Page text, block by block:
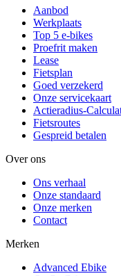
Aanbod
Werkplaats
Top 5 e-bikes
Proefrit maken
Lease
Fietsplan
Goed verzekerd
Onze servicekaart
Actieradius-
Fietsroutes
Gespreid betalen
Over ons
Ons verhaal
Onze standaard
Onze merken
Contact
Merken
Advanced Ebike